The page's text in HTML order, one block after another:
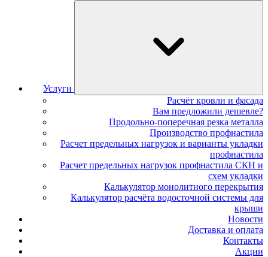
Услуги
Расчёт кровли и фасада
Вам предложили дешевле?
Продольно-поперечная резка металла
Производство профнастила
Расчет предельных нагрузок и варианты укладки
профнастила
Расчет предельных нагрузок профнастила СКН и
схем укладки
Калькулятор монолитного перекрытия
Калькулятор расчёта водосточной системы для
крыши
Новости
Доставка и оплата
Контакты
Акции